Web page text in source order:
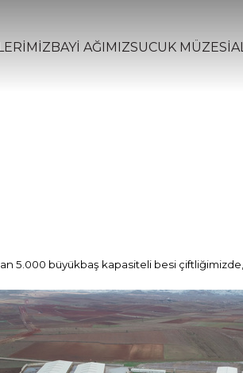
BAYI AĞIMIZSUCUK MÜZESİ
5.000 büyükbaş kapasiteli besi